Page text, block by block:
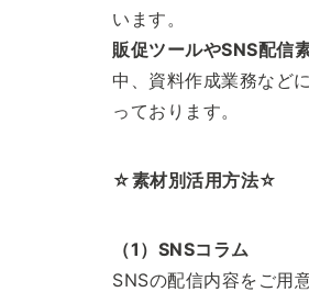
います。
販促ツールやSNS配信
中、資料作成業務など
っております。
☆素材別活用方法☆
（1）SNSコラム
SNSの配信内容をご用